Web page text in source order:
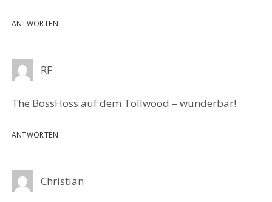
ANTWORTEN
RF
The BossHoss auf dem Tollwood – wunderbar!
ANTWORTEN
Christian